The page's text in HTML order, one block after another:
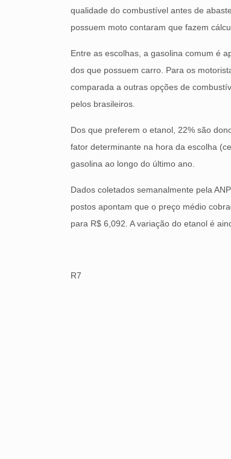
qualidade do combustível antes de
possuem moto contaram que fazem
Entre as escolhas, a gasolina comum é
dos que possuem carro. Para os
comparada a outras opções de
pelos brasileiros.
Dos que preferem o etanol, 22% são
fator determinante na hora da escolha
gasolina ao longo do último ano.
Dados coletados semanalmente pela
postos apontam que o preço médio
para R$ 6,092. A variação do etanol é
R7